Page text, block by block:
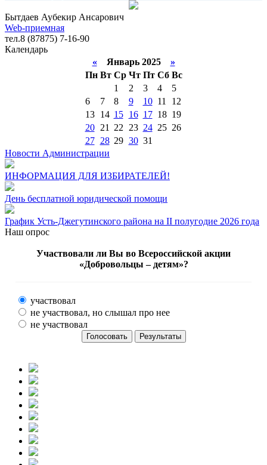
Бытдаев Аубекир Ансарович
Web-приемная
тел.8 (87875) 7-16-90
Календарь
«Январь 2025 »
Пн Вт Ср Чт Пт Сб Вс
1
2 3 4
5
6
7 8 9 10 11
12
13
14 15 16 17 18 19
20
21 22 23 24 25 26
27
28 29 30 31
Новости Администрации
ИНФОРМАЦИЯ ДЛЯ ИЗБИРАТЕЛЕЙ!
День бесплатной юридической помощи
График Усть-Джегутинского района на II полугодие 2026 года
Наш опрос
Участвовали ли Вы во Всероссийской акции
«Добровольцы – детям»?
участвовал
не участвовал, но слышал про нее
не участвовал